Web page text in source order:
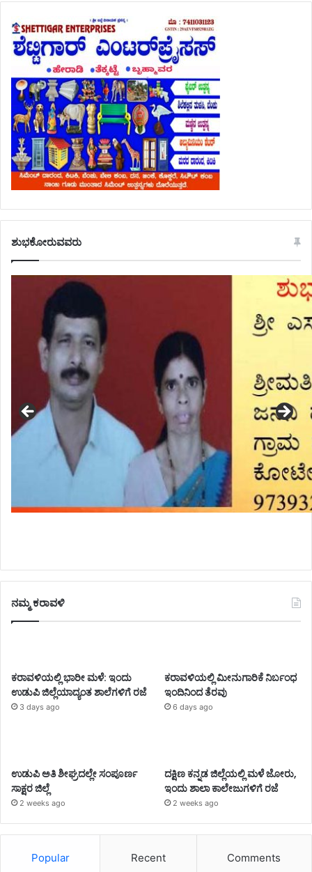
ಶುಭಕೋರುವವರು
ನಮ್ಮ ಕರಾವಳಿ
ಕರಾವಳಿಯಲ್ಲಿ ಭಾರೀ ಮಳೆ: ಇಂದು
ಉಡುಪಿ ಜಿಲ್ಲೆಯಾದ್ಯಂತ ಶಾಲೆಗಳಿಗೆ ರಜೆ
3 days ago
ಕರಾವಳಿಯಲ್ಲಿ ಮೀನುಗಾರಿಕೆ ನಿರ್ಬಂಧ
ಇಂದಿನಿಂದ ತೆರವು
6 days ago
ಉಡುಪಿ ಅತಿ ಶೀಘ್ರದಲ್ಲೇ ಸಂಪೂರ್ಣ
ಸಾಕ್ಷರ ಜಿಲ್ಲೆ
2 weeks ago
ದಕ್ಷಿಣ ಕನ್ನಡ ಜಿಲ್ಲೆಯಲ್ಲಿ ಮಳೆ ಜೋರು,
ಇಂದು ಶಾಲಾ ಕಾಲೇಜುಗಳಿಗೆ ರಜೆ
2 weeks ago
Popular Recent Comments